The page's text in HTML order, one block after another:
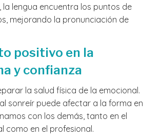
la lengua encuentra los puntos de
mejorando la pronunciación de
positivo en la
y confianza
la salud física de la emocional.
sonreír puede afectar a la forma en
con los demás, tanto en el
como en el profesional.